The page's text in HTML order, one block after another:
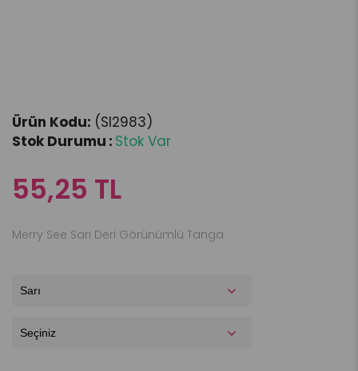
(SI2983)
Stok Durumu : Stok Var
55,25 TL
Merry See Sarı Deri Görünümlü Tanga